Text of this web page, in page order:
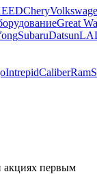
Chery
Great
SubaruDatsun
IntrepidCaliberRam
акциях первым